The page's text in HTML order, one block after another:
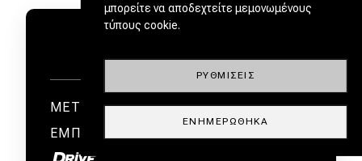
ΜΕΤΑΧΕΙΡΙΣΜΕΝΑ ΑΠΟ
ΕΜΠΙΣΤΟΥΣ ΕΜΠΟΡΟΥΣ by
μπορείτε να αποδεχτείτε μεμονωμένους
τύπους cookie.
ΡΥΘΜΊΣΕΙΣ
ΕΝΗΜΕΡΏΘΗΚΑ